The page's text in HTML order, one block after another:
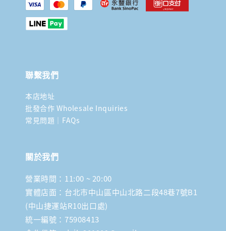
聯繫我們
本店地址
批發合作 Wholesale Inquiries
常見問題｜FAQs
關於我們
營業時間：11:00 ~ 20:00
實體店面：台北市中山區中山北路二段48巷7號B1
(中山捷運站R10出口處)
統一編號：75908413